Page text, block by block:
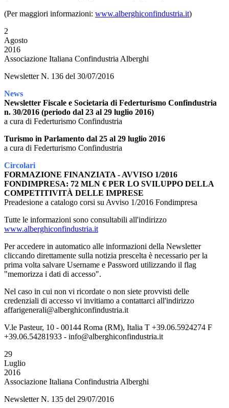
(Per maggiori informazioni: www.alberghiconfindustria.it)
2
Agosto
2016
Associazione Italiana Confindustria Alberghi
Newsletter N. 136 del 30/07/2016
News
Newsletter Fiscale e Societaria di Federturismo Confindustria
n. 30/2016 (periodo dal 23 al 29 luglio 2016)
a cura di Federturismo Confindustria
Turismo in Parlamento dal 25 al 29 luglio 2016
a cura di Federturismo Confindustria
Circolari
FORMAZIONE FINANZIATA - AVVISO 1/2016
FONDIMPRESA: 72 MLN € PER LO SVILUPPO DELLA
COMPETITIVITÀ DELLE IMPRESE
Preadesione a catalogo corsi su Avviso 1/2016 Fondimpresa
Tutte le informazioni sono consultabili all'indirizzo
www.alberghiconfindustria.it
Per accedere in automatico alle informazioni della Newsletter
cliccando direttamente sulla notizia prescelta è necessario per la
prima volta salvare Username e Password utilizzando il flag
"memorizza i dati di accesso".
Nel caso in cui non vi ricordate o non siete provvisti delle
credenziali di accesso vi invitiamo a contattarci all'indirizzo
affarigenerali@alberghiconfindustria.it
V.le Pasteur, 10 - 00144 Roma (RM), Italia T +39.06.5924274 F
+39.06.54281933 - info@alberghiconfindustria.it
29
Luglio
2016
Associazione Italiana Confindustria Alberghi
Newsletter N. 135 del 29/07/2016